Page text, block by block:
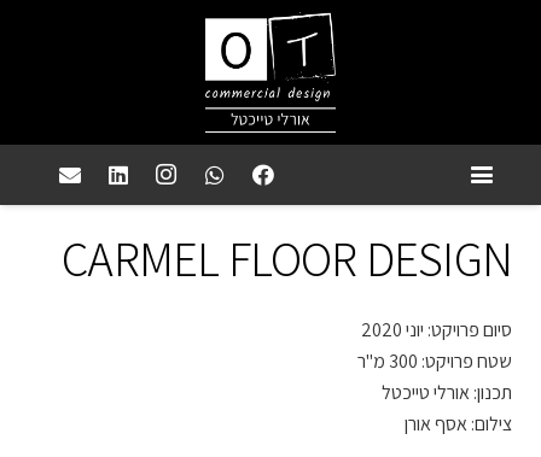
CARMEL FLOOR DESIGN
סיום פרויקט: יוני 2020
שטח פרויקט: 300 מ"ר
תכנון: אורלי טייכטל
צילום: אסף אורן